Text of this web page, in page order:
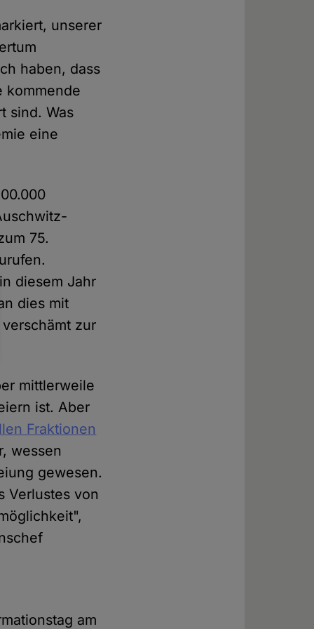
unserer
haben, dass
kommende
sind. Was
eine
75.
diesem Jahr
dies mit
zur
mittlerweile
ist. Aber
Fraktionen
wessen
gewesen.
Verlustes von
am